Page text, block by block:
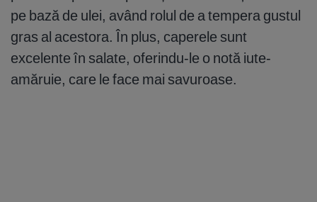
pe bază de ulei, având rolul de a tempera gustul
gras al acestora. În plus, caperele sunt
excelente în salate, oferindu-le o notă iute-
amăruie, care le face mai savuroase.